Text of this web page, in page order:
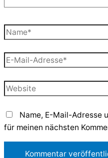
Name*
E-
Mail-
Adresse*
Website
Name, E-Mail-Adresse
für meinen nächsten